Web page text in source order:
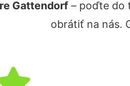
Gattendorf– poďte do
obrátiť na nás.